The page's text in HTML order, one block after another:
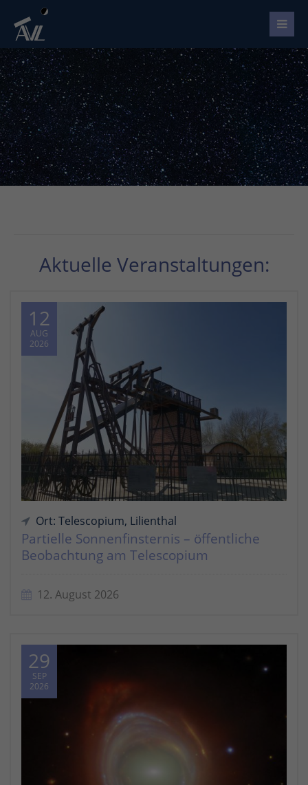
Aktuelle Veranstaltungen:
12
AUG
2026
Ort: Telescopium, Lilienthal
Partielle Sonnenfinsternis – öffentliche
Beobachtung am Telescopium
12. August 2026
29
SEP
2026